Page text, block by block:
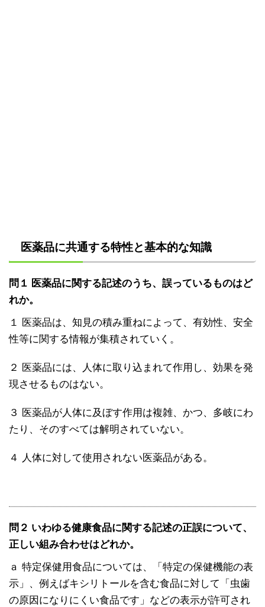
医薬品に共通する特性と基本的な知識
問１ 医薬品に関する記述のうち、誤っているものはど
れか。
１ 医薬品は、知見の積み重ねによって、有効性、安全
性等に関する情報が集積されていく。
２ 医薬品には、人体に取り込まれて作用し、効果を発
現させるものはない。
３ 医薬品が人体に及ぼす作用は複雑、かつ、多岐にわ
たり、そのすべては解明されていない。
４ 人体に対して使用されない医薬品がある。
問２ いわゆる健康食品に関する記述の正誤について、
正しい組み合わせはどれか。
ａ 特定保健用食品については、「特定の保健機能の表
示」、例えばキシリトールを含む食品に対して「虫歯
の原因になりにくい食品です」などの表示が許可され